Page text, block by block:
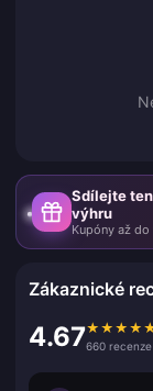
Sdílejte
výhru
Zákaznické
4.67★ ★ ★ ★
660 recenze